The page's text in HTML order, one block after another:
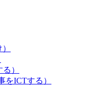
）
をICTする）